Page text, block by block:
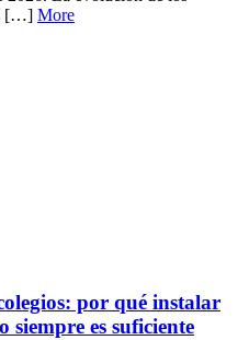
[…] More
por qué instalar
siempre es suficiente